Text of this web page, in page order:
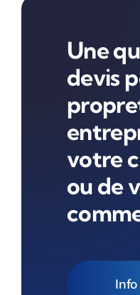
Une
devis
votre
ou de